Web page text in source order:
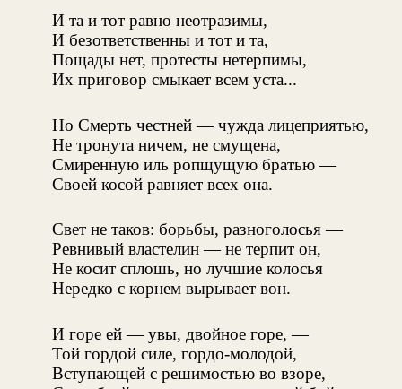
И та и тот равно неотразимы,
И безответственны и тот и та,
Пощады нет, протесты нетерпимы,
Их приговор смыкает всем уста...
Но Смерть честней — чужда лицеприятью,
Не тронута ничем, не смущена,
Смиренную иль ропщущую братью —
Своей косой равняет всех она.
Свет не таков: борьбы, разноголосья —
Ревнивый властелин — не терпит он,
Не косит сплошь, но лучшие колосья
Нередко с корнем вырывает вон.
И горе ей — увы, двойное горе, —
Той гордой силе, гордо-молодой,
Вступающей с решимостью во взоре,